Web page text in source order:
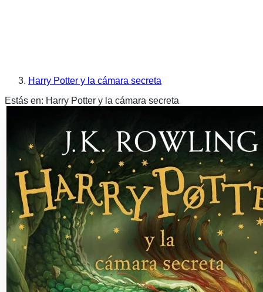
Harry Potter y la cámara secreta
Estás en: Harry Potter y la cámara secreta